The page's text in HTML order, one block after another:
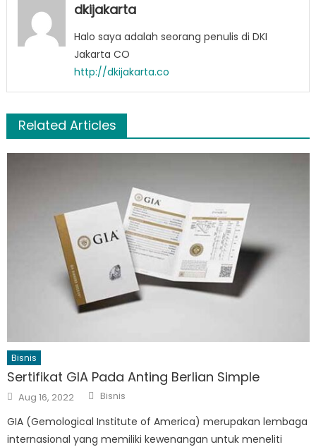
dkijakarta
Halo saya adalah seorang penulis di DKI
Jakarta CO
http://dkijakarta.co
Related Articles
Bisnis
Sertifikat GIA Pada Anting Berlian Simple
Posted
on
Aug 16, 2022 Author
Bisnis
GIA (Gemological Institute of America) merupakan lembaga
internasional yang memiliki kewenangan untuk meneliti